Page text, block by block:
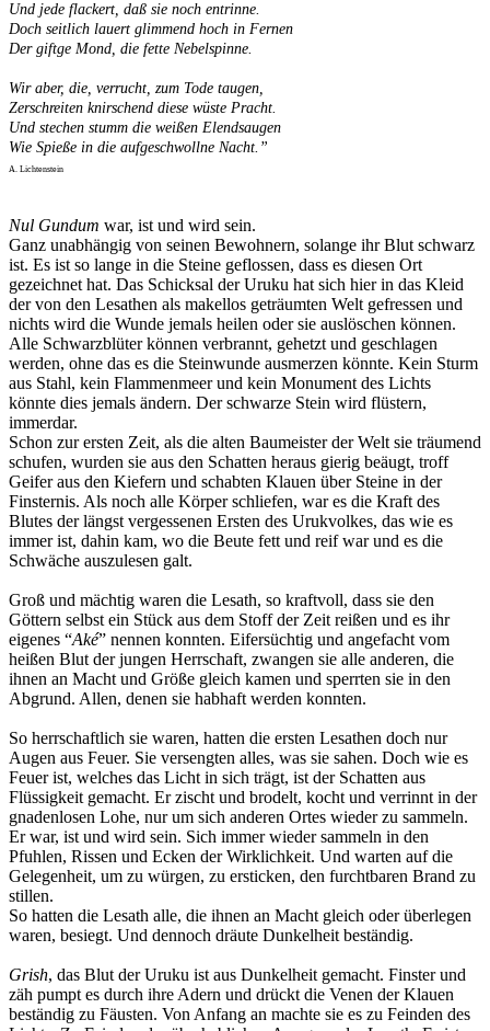
Und jede flackert, daß sie noch entrinne.
Doch seitlich lauert glimmend hoch in Fernen
Der giftge Mond, die fette Nebelspinne.
Wir aber, die, verrucht, zum Tode taugen,
Zerschreiten knirschend diese wüste Pracht.
Und stechen stumm die weißen Elendsaugen
Wie Spieße in die aufgeschwollne Nacht.”
A. Lichtenstein
Nul Gundum war, ist und wird sein.
Ganz unabhängig von seinen Bewohnern, solange ihr Blut schwarz
ist. Es ist so lange in die Steine geflossen, dass es diesen Ort
gezeichnet hat. Das Schicksal der Uruku hat sich hier in das Kleid
der von den Lesathen als makellos geträumten Welt gefressen und
nichts wird die Wunde jemals heilen oder sie auslöschen können.
Alle Schwarzblüter können verbrannt, gehetzt und geschlagen
werden, ohne das es die Steinwunde ausmerzen könnte. Kein Sturm
aus Stahl, kein Flammenmeer und kein Monument des Lichts
könnte dies jemals ändern. Der schwarze Stein wird flüstern,
immerdar.
Schon zur ersten Zeit, als die alten Baumeister der Welt sie träumend
schufen, wurden sie aus den Schatten heraus gierig beäugt, troff
Geifer aus den Kiefern und schabten Klauen über Steine in der
Finsternis. Als noch alle Körper schliefen, war es die Kraft des
Blutes der längst vergessenen Ersten des Urukvolkes, das wie es
immer ist, dahin kam, wo die Beute fett und reif war und es die
Schwäche auszulesen galt.
Groß und mächtig waren die Lesath, so kraftvoll, dass sie den
Göttern selbst ein Stück aus dem Stoff der Zeit reißen und es ihr
eigenes “Aké” nennen konnten. Eifersüchtig und angefacht vom
heißen Blut der jungen Herrschaft, zwangen sie alle anderen, die
ihnen an Macht und Größe gleich kamen und sperrten sie in den
Abgrund. Allen, denen sie habhaft werden konnten.
So herrschaftlich sie waren, hatten die ersten Lesathen doch nur
Augen aus Feuer. Sie versengten alles, was sie sahen. Doch wie es
Feuer ist, welches das Licht in sich trägt, ist der Schatten aus
Flüssigkeit gemacht. Er zischt und brodelt, kocht und verrinnt in der
gnadenlosen Lohe, nur um sich anderen Ortes wieder zu sammeln.
Er war, ist und wird sein. Sich immer wieder sammeln in den
Pfuhlen, Rissen und Ecken der Wirklichkeit. Und warten auf die
Gelegenheit, um zu würgen, zu ersticken, den furchtbaren Brand zu
stillen.
So hatten die Lesath alle, die ihnen an Macht gleich oder überlegen
waren, besiegt. Und dennoch dräute Dunkelheit beständig.
Grish, das Blut der Uruku ist aus Dunkelheit gemacht. Finster und
zäh pumpt es durch ihre Adern und drückt die Venen der Klauen
beständig zu Fäusten. Von Anfang an machte sie es zu Feinden des